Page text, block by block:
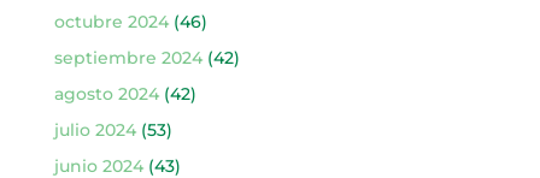
octubre 2024(46)
septiembre 2024(42)
agosto 2024(42)
julio 2024(53)
junio 2024(43)